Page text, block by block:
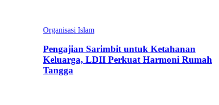
Organisasi Islam
Pengajian Sarimbit untuk Ketahanan
Keluarga, LDII Perkuat Harmoni Rumah
Tangga